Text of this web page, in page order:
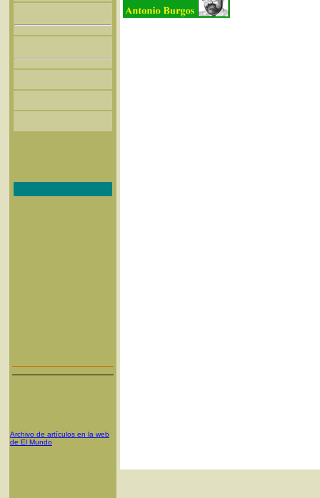
Archivo de artículos en la web
de El Mundo